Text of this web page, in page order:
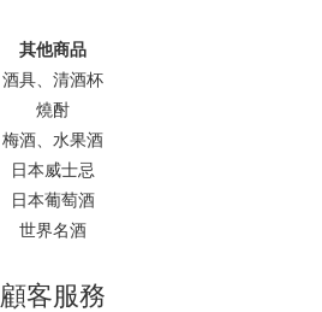
其他商品
酒具、清酒杯
燒酎
梅酒、水果酒
日本威士忌
日本葡萄酒
世界名酒
顧客服務